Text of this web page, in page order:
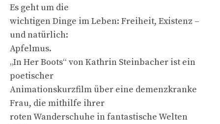
Es geht um die
wichtigen Dinge im Leben: Freiheit, Existenz –
und natürlich:
Apfelmus.
„In Her Boots“ von Kathrin Steinbacher ist ein
poetischer
Animationskurzfilm über eine demenzkranke
Frau, die mithilfe ihrer
roten Wanderschuhe in fantastische Welten